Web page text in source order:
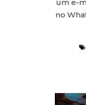
um e-
no